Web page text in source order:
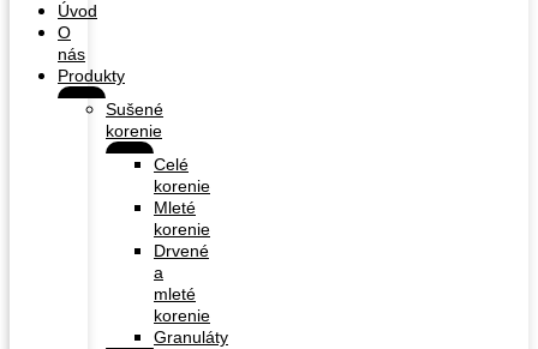
Úvod
O
nás
Produkty
Sušené
korenie
Celé
korenie
Mleté
korenie
Drvené
a
mleté
korenie
Granuláty